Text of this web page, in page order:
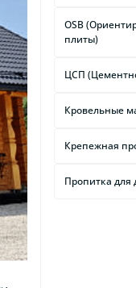
OSB
плиты)
ЦСП
Кровельные
Чердачные
Крепежная
Пропитка для